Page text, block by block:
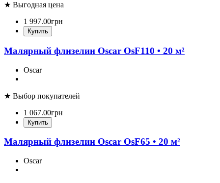
★ Выгодная цена
1 997.00грн
Купить
Малярный флизелин Oscar OsF110 • 20 м²
Oscar
★ Выбор покупателей
1 067.00грн
Купить
Малярный флизелин Oscar OsF65 • 20 м²
Oscar